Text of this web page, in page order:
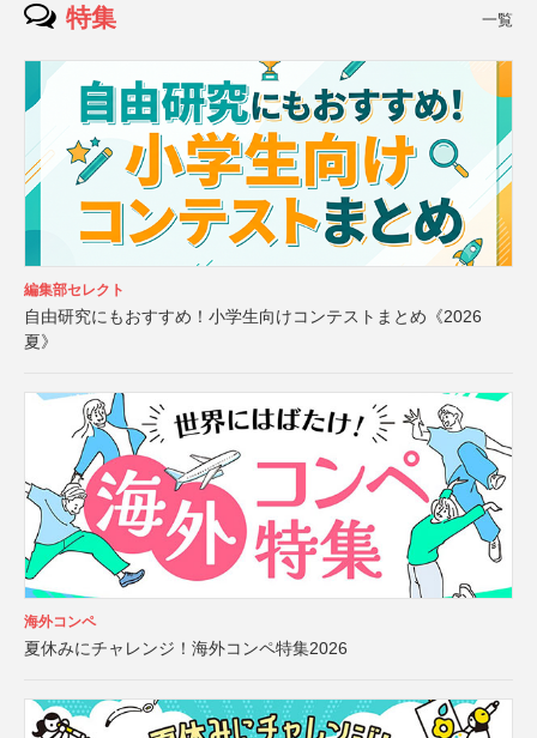
特集 一覧
編集部セレクト
自由研究にもおすすめ！小学生向けコンテストまとめ《2026
夏》
海外コンペ
夏休みにチャレンジ！海外コンペ特集2026